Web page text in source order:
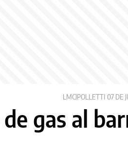
LMCIPOLLETTI 07 DE
gas al